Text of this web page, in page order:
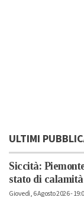
ULTIMI
Siccità:
stato di
Giovedì, 6 Agosto 2026 -